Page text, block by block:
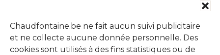
Chaudfontaine.be ne fait aucun suivi publicitaire
et ne collecte aucune donnée personnelle. Des
cookies sont utilisés à des fins statistiques ou de